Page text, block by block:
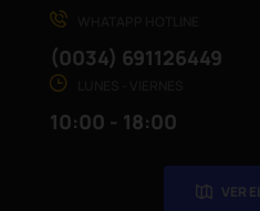
(0034) 691126449
10:00 - 18:00
VER